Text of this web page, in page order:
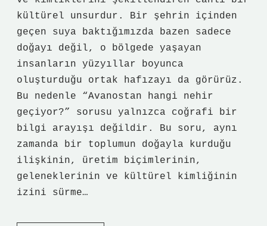
kültürel unsurdur. Bir şehrin içinden
geçen suya baktığımızda bazen sadece
doğayı değil, o bölgede yaşayan
insanların yüzyıllar boyunca
oluşturduğu ortak hafızayı da görürüz.
Bu nedenle “Avanostan hangi nehir
geçiyor?” sorusu yalnızca coğrafi bir
bilgi arayışı değildir. Bu soru, aynı
zamanda bir toplumun doğayla kurduğu
ilişkinin, üretim biçimlerinin,
geleneklerinin ve kültürel kimliğinin
izini sürme…